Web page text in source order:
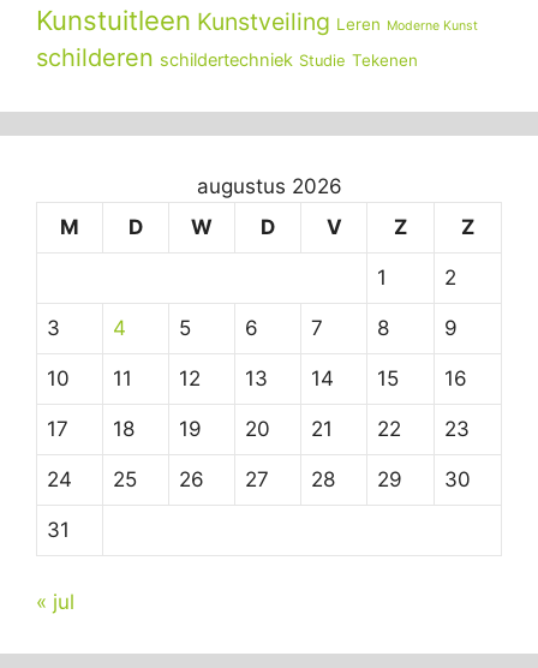
Kunstuitleen Kunstveiling Leren Moderne Kunst
schilderen schildertechniek Studie Tekenen
augustus 2026
M
D W D V Z Z
1 2
3 4 5 6 7 8 9
10 11 12 13 14 15 16
17 18 19 20 21 22 23
24 25 26 27 28 29 30
31
« jul